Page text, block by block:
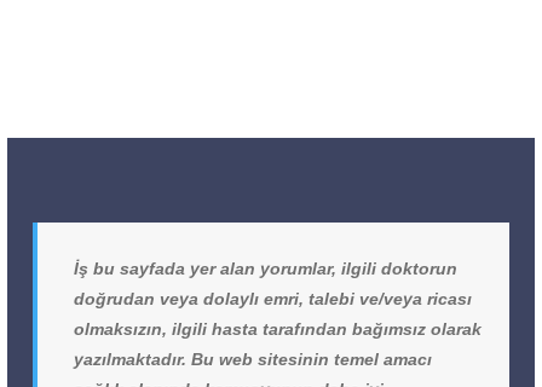
İş bu sayfada yer alan yorumlar, ilgili doktorun
doğrudan veya dolaylı emri, talebi ve/veya ricası
olmaksızın, ilgili hasta tarafından bağımsız olarak
yazılmaktadır. Bu web sitesinin temel amacı